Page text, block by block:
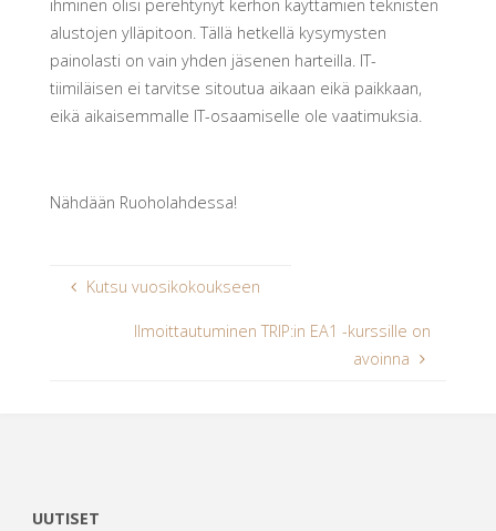
ihminen olisi perehtynyt kerhon käyttämien teknisten
alustojen ylläpitoon. Tällä hetkellä kysymysten
painolasti on vain yhden jäsenen harteilla. IT-
tiimiläisen ei tarvitse sitoutua aikaan eikä paikkaan,
eikä aikaisemmalle IT-osaamiselle ole vaatimuksia.
Nähdään Ruoholahdessa!
Kutsu vuosikokoukseen
Ilmoittautuminen TRIP:in EA1 -kurssille on
avoinna
UUTISET